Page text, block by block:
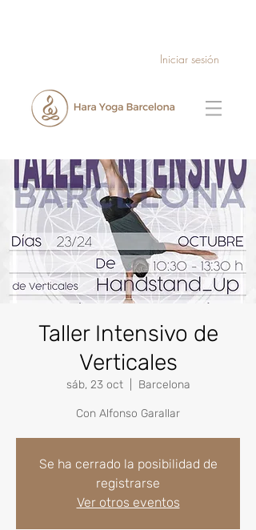
Iniciar sesión
Taller Intensivo de
Verticales
sáb, 23 oct
  |
Barcelona
Con Alfonso Garallar
Se ha cerrado la posibilidad de
registrarse
Ver otros eventos